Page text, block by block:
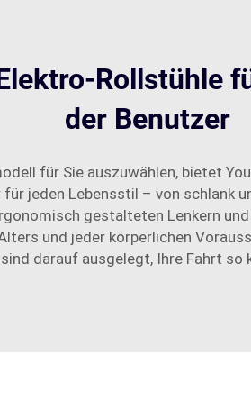
Rollstühle
der Benutzer
für Sie auszuwählen, bietet
jeden Lebensstil – von schlank
gestalteten Lenkern
und jeder körperlichen
darauf ausgelegt, Ihre Fahrt